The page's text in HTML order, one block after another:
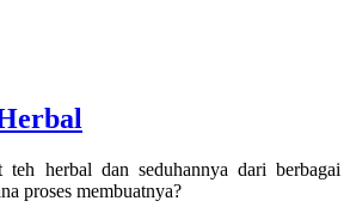
teh herbal dan seduhannya dari berbagai
proses membuatnya?